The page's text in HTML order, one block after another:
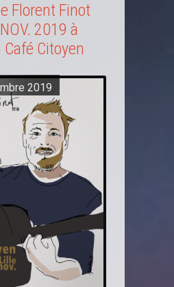
Florent Finot
2019 à
Citoyen
2019